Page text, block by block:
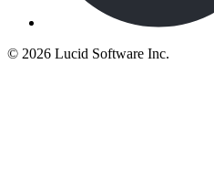
© 2026 Lucid Software Inc.